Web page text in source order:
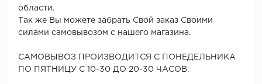
области.
Так же Вы можете забрать Свой заказ Своими
силами самовывозом с нашего магазина.
САМОВЫВОЗ ПРОИЗВОДИТСЯ С ПОНЕДЕЛЬНИКА
ПО ПЯТНИЦУ С 10-30 ДО 20-30 ЧАСОВ.